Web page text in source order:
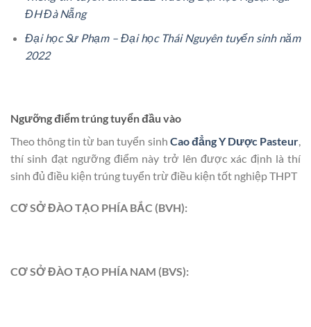
ĐH Đà Nẵng
Đại học Sư Phạm – Đại học Thái Nguyên tuyển sinh năm
2022
Ngưỡng điểm trúng tuyển đầu vào
Theo thông tin từ ban tuyển sinh Cao đẳng Y Dược Pasteur,
thí sinh đạt ngưỡng điểm này trở lên được xác định là thí
sinh đủ điều kiện trúng tuyển trừ điều kiện tốt nghiệp THPT
CƠ SỞ ĐÀO TẠO PHÍA BẮC (BVH):
CƠ SỞ ĐÀO TẠO PHÍA NAM (BVS):